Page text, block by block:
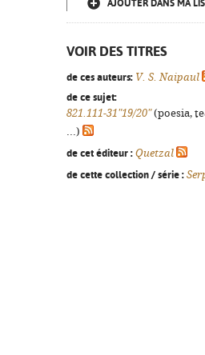
AJOUTER DANS MA
VOIR DES TITRES
de ces auteurs: V. S. Naipaul
de ce sujet:
821.111-31"19/20"(poesia,
...)
de cet éditeur : Quetzal
de cette collection / série :